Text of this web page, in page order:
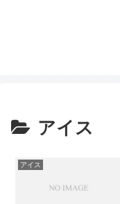
アイス
アイス